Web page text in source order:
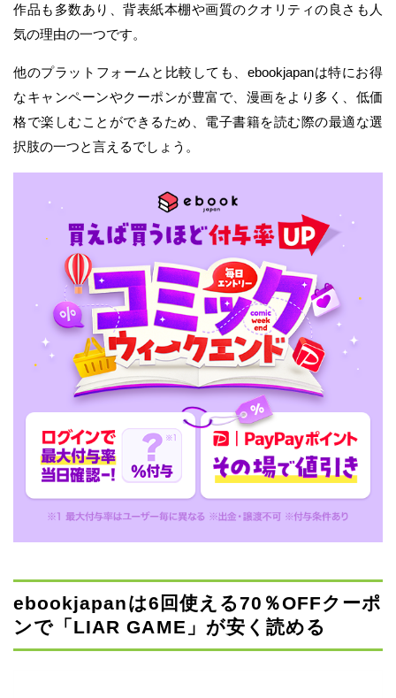
作品も多数あり、背表紙本棚や画質のクオリティの良さも人
気の理由の一つです。
他のプラットフォームと比較しても、ebookjapanは特にお得
なキャンペーンやクーポンが豊富で、漫画をより多く、低価
格で楽しむことができるため、電子書籍を読む際の最適な選
択肢の一つと言えるでしょう。
ebookjapanは6回使える70％OFFクーポ
ンで「LIAR GAME」が安く読める